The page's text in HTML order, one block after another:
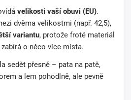
velikosti vaší obuvi (EU).
dvěma velikostmi (např. 42,5),
variantu, protože froté materiál
o něco více místa.
sedět přesně – pata na patě,
a lem pohodlně, ale pevně